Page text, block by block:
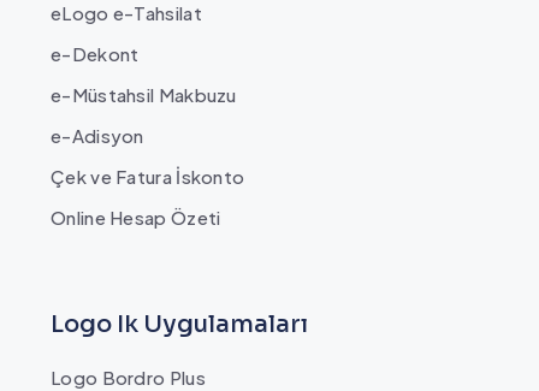
eLogo e-Tahsilat
e-Dekont
e-Müstahsil Makbuzu
e-Adisyon
Çek ve Fatura İskonto
Online Hesap Özeti
Logo Ik Uygulamaları
Logo Bordro Plus